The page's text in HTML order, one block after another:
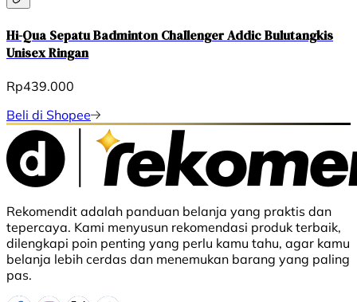
Hi-Qua Sepatu Badminton Challenger Addic Bulutangkis
Unisex Ringan
Rp439.000
Beli di Shopee
Rekomendit adalah panduan belanja yang praktis dan
tepercaya. Kami menyusun rekomendasi produk terbaik,
dilengkapi poin penting yang perlu kamu tahu, agar kamu
belanja lebih cerdas dan menemukan barang yang paling
pas.